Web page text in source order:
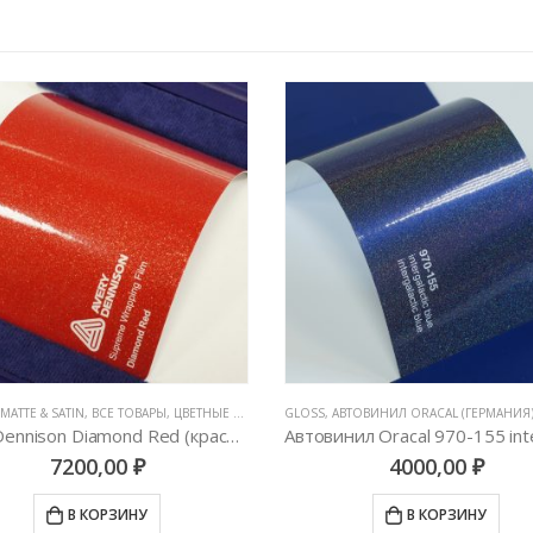
& SATIN, ВСЕ ТОВАРЫ, ЦВЕТНЫЕ ВИНИЛОВЫЕ ПЛЕНКИ
AveryDennison Diamond Red (красный металлик)
7200,00 ₽
В КОРЗИНУ
GLOSS, АВТОВИНИЛ ORACAL (ГЕРМАНИЯ)
4000,00 ₽
В КОРЗИНУ